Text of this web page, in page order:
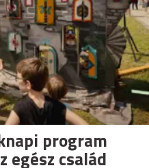
program
egész család